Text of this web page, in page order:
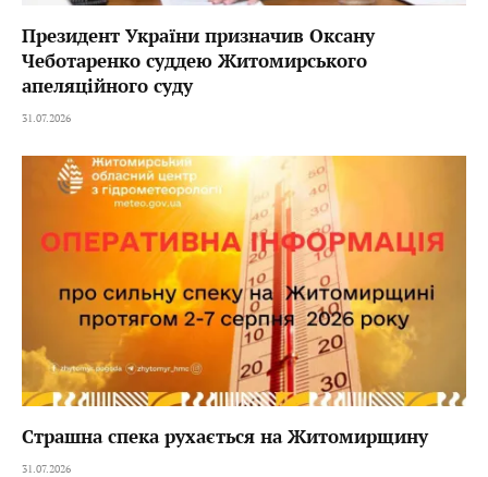
Президент України призначив Оксану
Чеботаренко суддею Житомирського
апеляційного суду
31.07.2026
Страшна спека рухається на Житомирщину
31.07.2026